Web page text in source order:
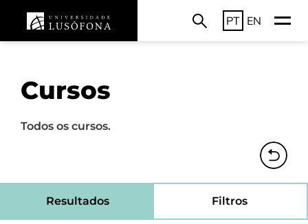
PT EN
Cursos
Todos os cursos.
Resultados Filtros